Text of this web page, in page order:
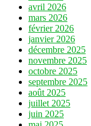
avril 2026
mars 2026
février 2026
janvier 2026
décembre 2025
novembre 2025
octobre 2025
septembre 2025
août 2025
juillet 2025
juin 2025